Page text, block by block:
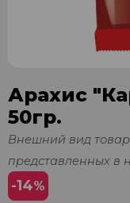
Арахис
50гр.
Внешний вид
представленных в
-14%